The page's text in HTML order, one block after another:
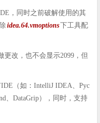
，同时之前破解使用的其
idea.64.vmoptions下工具配
更改，也不会显示2099，但
（如：IntelliJ IDEA、Pyc
、DataGrip），同时，支持